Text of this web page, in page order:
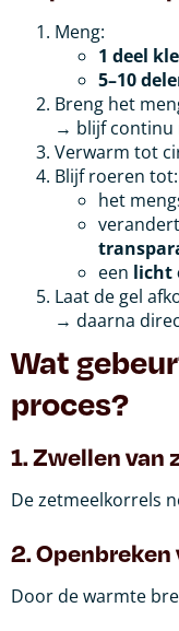
Meng:
1 deel
5–10
Breng het
→ blijf continu
Verwarm tot
Blijf roeren tot:
het
een licht
Laat de gel
→ daarna
Wat
proces?
1. Zwellen van
De zetmeelkorrels
2.
Door de warmte